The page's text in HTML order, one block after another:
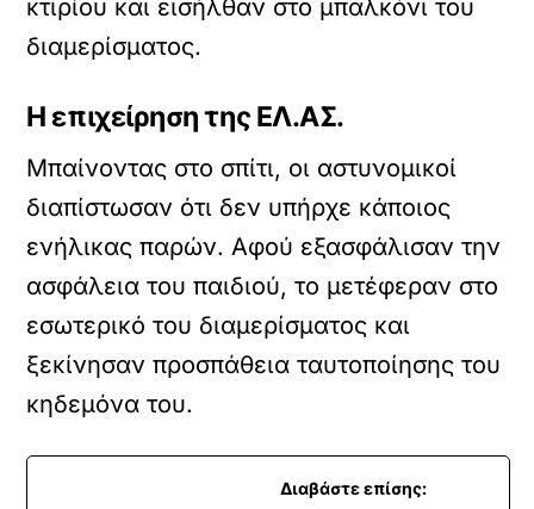
κτιρίου και εισήλθαν στο μπαλκόνι του
διαμερίσματος.
Η επιχείρηση της ΕΛ.ΑΣ.
Μπαίνοντας στο σπίτι, οι αστυνομικοί
διαπίστωσαν ότι δεν υπήρχε κάποιος
ενήλικας παρών. Αφού εξασφάλισαν την
ασφάλεια του παιδιού, το μετέφεραν στο
εσωτερικό του διαμερίσματος και
ξεκίνησαν προσπάθεια ταυτοποίησης του
κηδεμόνα του.
Διαβάστε επίσης: